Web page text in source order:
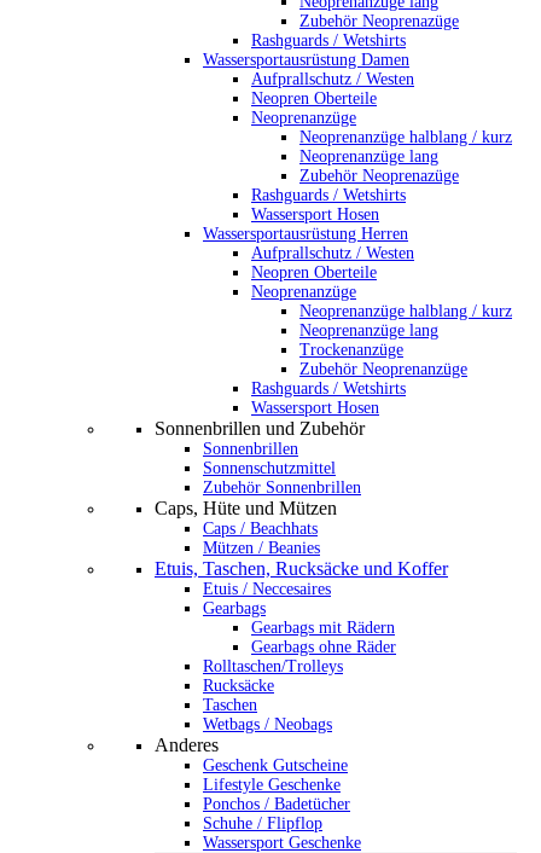
Zubehör Neoprenazüge
Rashguards / Wetshirts
Wassersportausrüstung Damen
Aufprallschutz / Westen
Neopren Oberteile
Neoprenanzüge
Neoprenanzüge halblang / kurz
Neoprenanzüge lang
Zubehör Neoprenazüge
Rashguards / Wetshirts
Wassersport Hosen
Wassersportausrüstung Herren
Aufprallschutz / Westen
Neopren Oberteile
Neoprenanzüge
Neoprenanzüge halblang / kurz
Neoprenanzüge lang
Trockenanzüge
Zubehör Neoprenanzüge
Rashguards / Wetshirts
Wassersport Hosen
Sonnenbrillen und Zubehör
Sonnenbrillen
Sonnenschutzmittel
Zubehör Sonnenbrillen
Caps, Hüte und Mützen
Caps / Beachhats
Mützen / Beanies
Etuis, Taschen, Rucksäcke und Koffer
Etuis / Neccesaires
Gearbags
Gearbags mit Rädern
Gearbags ohne Räder
Rolltaschen/Trolleys
Rucksäcke
Taschen
Wetbags / Neobags
Anderes
Geschenk Gutscheine
Lifestyle Geschenke
Ponchos / Badetücher
Schuhe / Flipflop
Wassersport Geschenke